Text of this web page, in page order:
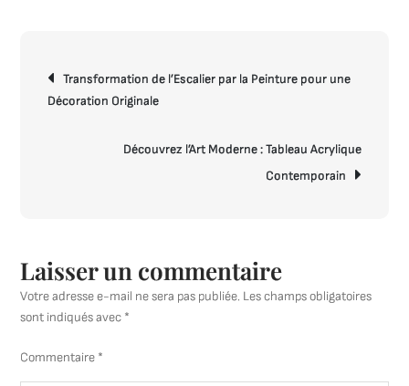
de
l’article
Transformation de l’Escalier par la Peinture pour une
Décoration Originale
Découvrez l’Art Moderne : Tableau Acrylique
Contemporain
Laisser un commentaire
Votre adresse e-mail ne sera pas publiée. Les champs obligatoires
sont indiqués avec *
Commentaire *